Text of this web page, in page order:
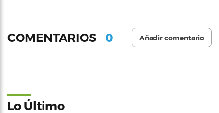
COMENTARIOS 0 Añadir comentario
Lo Último